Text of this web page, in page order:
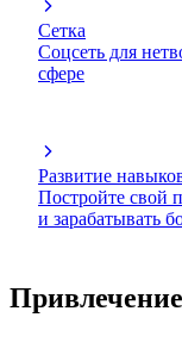
Сетка
Соцсеть для
сфере
Развитие
Постройте свой
и зарабатывать